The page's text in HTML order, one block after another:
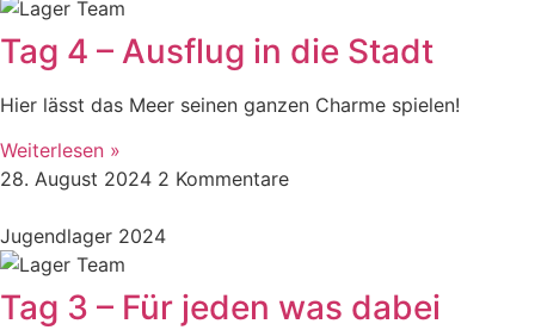
Tag 4 – Ausflug in die Stadt
Hier lässt das Meer seinen ganzen Charme spielen!
Weiterlesen »
28. August 2024 2 Kommentare
Jugendlager 2024
Tag 3 – Für jeden was dabei